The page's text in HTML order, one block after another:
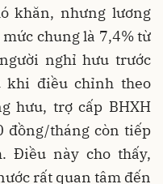
khăn, nhưng lương
chung là 7,4% từ
nghỉ hưu trước
khi điều chỉnh theo
hưu, trợ cấp BHXH
đồng/tháng còn tiếp
Điều này cho thấy,
rất quan tâm đến